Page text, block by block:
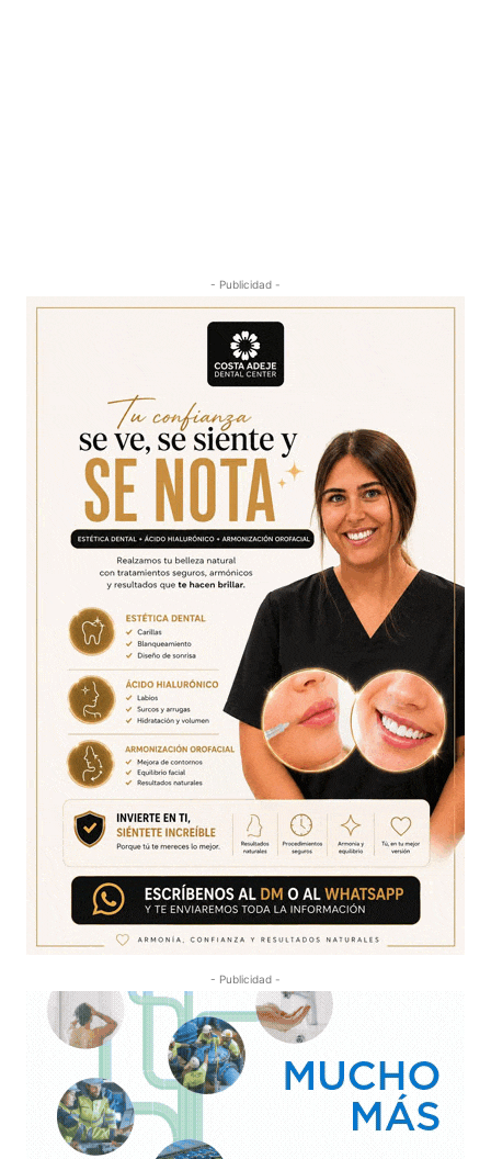
- Publicidad -
- Publicidad -